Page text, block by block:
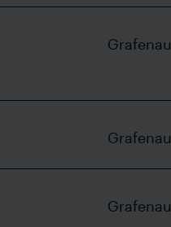
Grafenau
Grafenau
Grafenau